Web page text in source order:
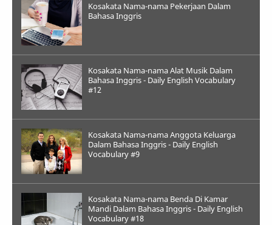
Kosakata Nama-nama Pekerjaan Dalam
Bahasa Inggris
Kosakata Nama-nama Alat Musik Dalam
Bahasa Inggris - Daily English Vocabulary
#12
Kosakata Nama-nama Anggota Keluarga
Dalam Bahasa Inggris - Daily English
Vocabulary #9
Kosakata Nama-nama Benda Di Kamar
Mandi Dalam Bahasa Inggris - Daily English
Vocabulary #18